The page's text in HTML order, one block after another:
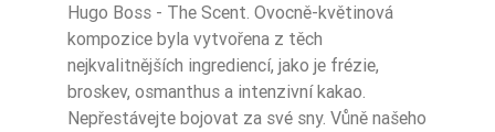
Hugo Boss - The Scent. Ovocně-květinová
kompozice byla vytvořena z těch
nejkvalitnějších ingrediencí, jako je frézie,
broskev, osmanthus a intenzivní kakao.
Nepřestávejte bojovat za své sny. Vůně našeho
Ean13 5906826254137